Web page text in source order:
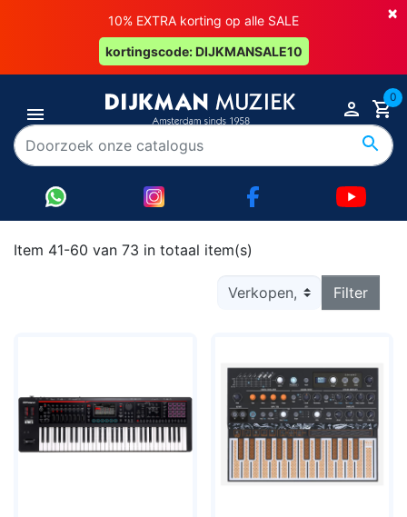
×
10% EXTRA korting op alle SALE
kortingscode: DIJKMANSALE10
0
Item 41-60 van 73 in totaal item(s)
Filter